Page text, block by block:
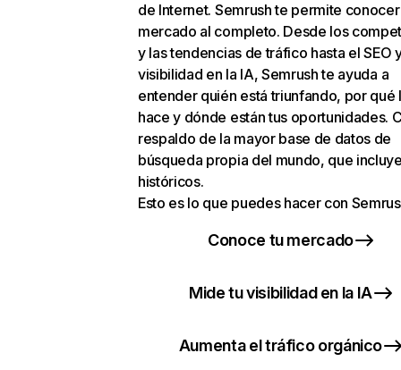
de Internet. Semrush te permite
mercado al completo. Desde los
y las tendencias de tráfico hasta el SEO
visibilidad en la IA, Semrush te ayuda a
entender quién está triunfando, por qué
hace y dónde están tus oportunidades.
respaldo de la mayor base de datos de
búsqueda propia del mundo, que
históricos.
Esto es lo que puedes hacer con
Conoce tu mercado
Mide tu visibilidad en la IA
Aumenta el tráfico orgánico